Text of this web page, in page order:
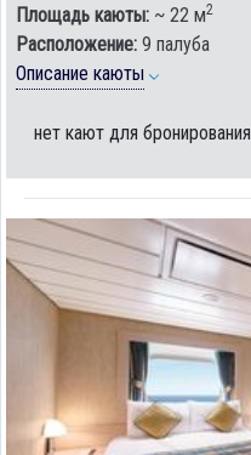
Площадь каюты: ~ 22 м2
Расположение: 9 палуба
Описание каюты
нет кают для бронирования